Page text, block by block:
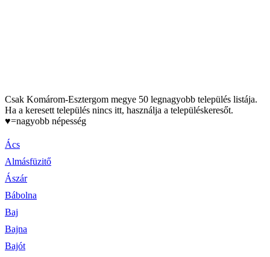
Csak Komárom-Esztergom megye 50 legnagyobb település listája.
Ha a keresett település nincs itt, használja a településkeresőt.
♥=nagyobb népesség
Ács
Almásfüzitő
Ászár
Bábolna
Baj
Bajna
Bajót